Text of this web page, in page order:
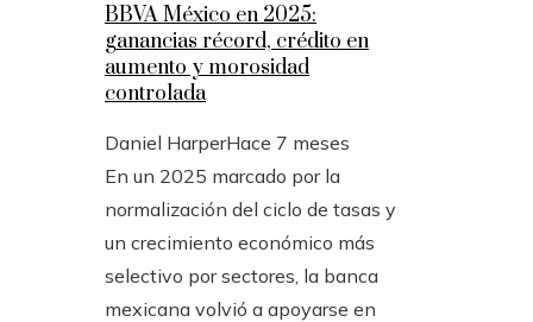
BBVA México en 2025:
ganancias récord, crédito en
aumento y morosidad
controlada
Daniel HarperHace 7 meses
En un 2025 marcado por la
normalización del ciclo de tasas y
un crecimiento económico más
selectivo por sectores, la banca
mexicana volvió a apoyarse en